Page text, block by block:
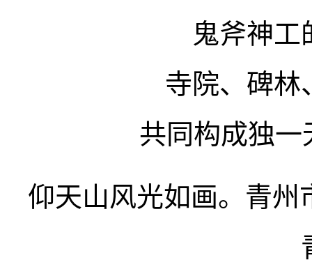
鬼斧神工
寺院、碑林
共同构成独一
仰天山风光如画。青州